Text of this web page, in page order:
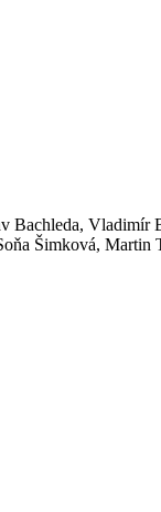
Šimková,